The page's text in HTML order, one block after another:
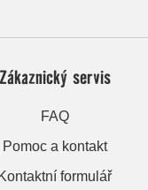
Zákaznický servis
FAQ
Pomoc a kontakt
Kontaktní formulář